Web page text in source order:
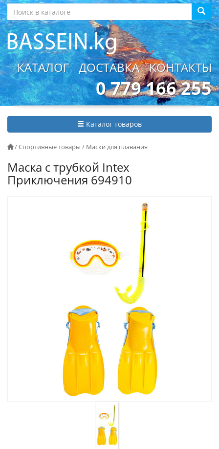
КАТАЛОГ ДОСТАВКА КОНТАКТЫ
0 779 166 255
Каталог товаров
/Спортивные товары / Маски для плавания
Маска с трубкой Intex
Приключения 694910